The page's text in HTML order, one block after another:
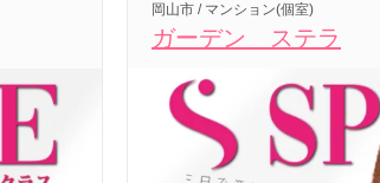
岡山市 / マンション(個室)
ガーデン ステラ